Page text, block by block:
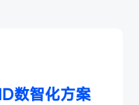
数智化方案